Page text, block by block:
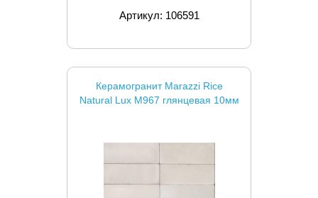
Артикул: 106591
Керамогранит Marazzi Rice
Natural Lux M967 глянцевая 10мм